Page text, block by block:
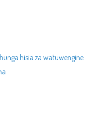
hisia za watuwengine